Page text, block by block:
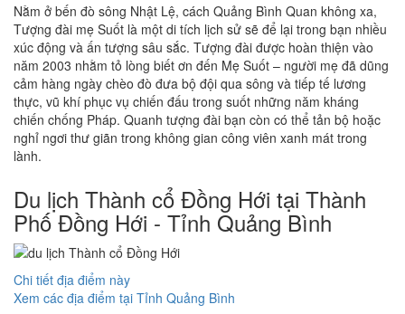
Nằm ở bến đò sông Nhật Lệ, cách Quảng Bình Quan không xa,
Tượng đài mẹ Suốt là một di tích lịch sử sẽ để lại trong bạn nhiều
xúc động và ấn tượng sâu sắc. Tượng đài được hoàn thiện vào
năm 2003 nhằm tỏ lòng biết ơn đến Mẹ Suốt – người mẹ đã dũng
cảm hàng ngày chèo đò đưa bộ đội qua sông và tiếp tế lương
thực, vũ khí phục vụ chiến đấu trong suốt những năm kháng
chiến chống Pháp. Quanh tượng đài bạn còn có thể tản bộ hoặc
nghỉ ngơi thư giãn trong không gian công viên xanh mát trong
lành.
Du lịch Thành cổ Đồng Hới tại Thành
Phố Đồng Hới - Tỉnh Quảng Bình
Chi tiết địa điểm này
Xem các địa điểm tại Tỉnh Quảng Bình